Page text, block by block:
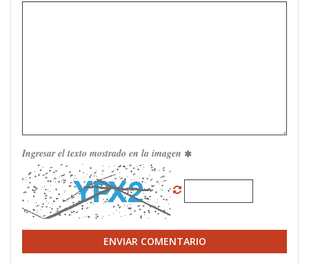
Ingresar el texto mostrado en la imagen
ENVIAR COMENTARIO